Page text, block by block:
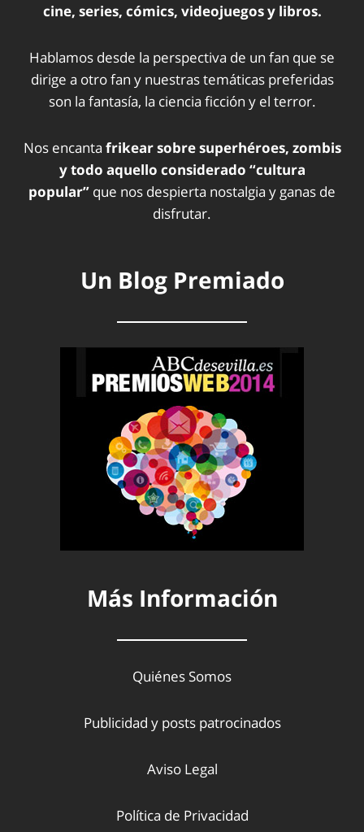
cine, series, cómics, videojuegos y libros.
Hablamos desde la perspectiva de un fan que se
dirige a otro fan y nuestras temáticas preferidas
son la fantasía, la ciencia ficción y el terror.
Nos encanta frikear sobre superhéroes, zombis
y todo aquello considerado “cultura
popular” que nos despierta nostalgia y ganas de
disfrutar.
Un Blog Premiado
Más Información
Quiénes Somos
Publicidad y posts patrocinados
Aviso Legal
Política de Privacidad